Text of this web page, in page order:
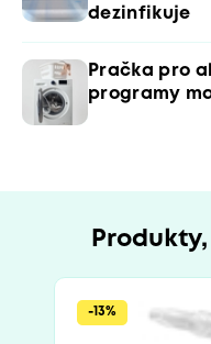
dezinfikuje
Pračka pro
programy
-13%